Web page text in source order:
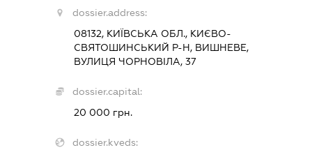
dossier.address:
08132, КИЇВСЬКА ОБЛ., КИЄВО-
СВЯТОШИНСЬКИЙ Р-Н, ВИШНЕВЕ,
ВУЛИЦЯ ЧОРНОВІЛА, 37
dossier.capital:
20 000 грн.
dossier.kveds: